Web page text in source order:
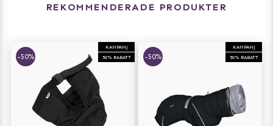
REKOMMENDERADE PRODUKTER
KAMPANJ
50% RABATT
-50%
KAMPANJ
50% RABATT
-50%